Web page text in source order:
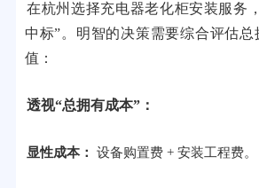
在杭州选择充电器老化柜安装服务
中标”。明智的决策需要综合评估
值：
透视“总拥有成本”：
显性成本： 设备购置费 + 安装工程费。